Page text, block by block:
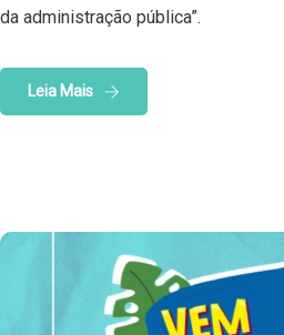
da administração pública”.
Leia Mais